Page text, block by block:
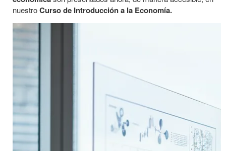
nuestroCurso de Introducción a la Economía.